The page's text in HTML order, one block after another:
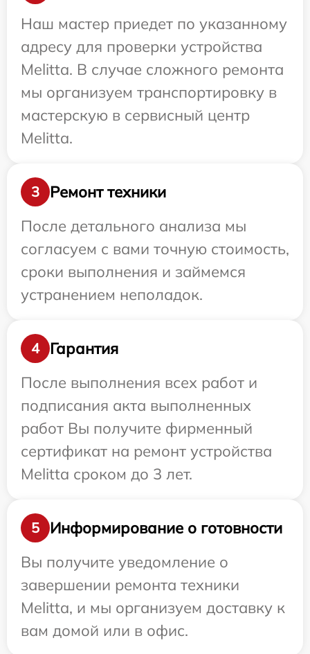
Наш мастер приедет по указанному
адресу для проверки устройства
Melitta. В случае сложного ремонта
мы организуем транспортировку в
мастерскую в сервисный центр
Melitta.
3
Ремонт техники
После детального анализа мы
согласуем с вами точную стоимость,
сроки выполнения и займемся
устранением неполадок.
4
Гарантия
После выполнения всех работ и
подписания акта выполненных
работ Вы получите фирменный
сертификат на ремонт устройства
Melitta сроком до 3 лет.
5
Информирование о готовности
Вы получите уведомление о
завершении ремонта техники
Melitta, и мы организуем доставку к
вам домой или в офис.